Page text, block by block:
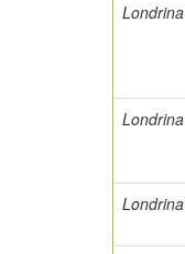
Londrina
Londrina
Londrina